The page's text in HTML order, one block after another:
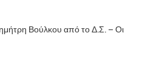
Βούλκου από το Δ.Σ. – Οι